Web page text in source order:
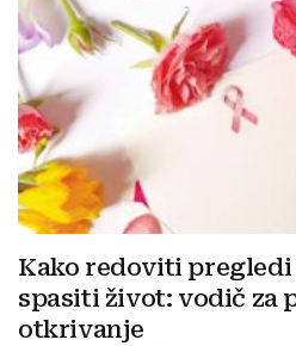
Kako redoviti
spasiti život: vodič za
otkrivanje